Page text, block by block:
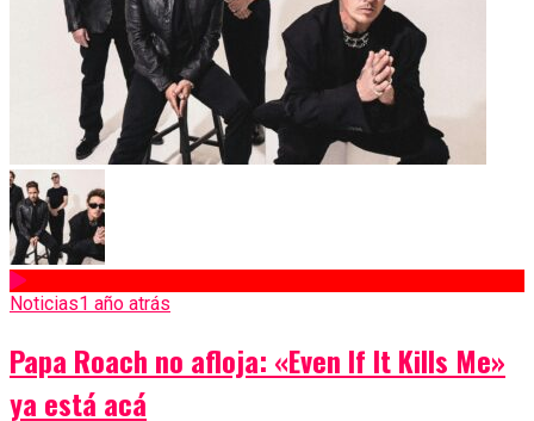
Noticias1 año atrás
Papa Roach no afloja: «Even If It Kills Me»
ya está acá